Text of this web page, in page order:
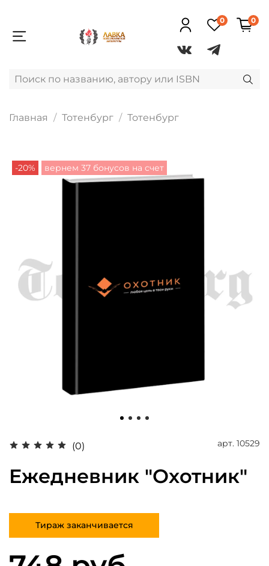
0 0
Главная Тотенбург Тотенбург
-20% вернем 37 бонусов на счет
(0) арт. 10529
Ежедневник "Охотник"
Тираж заканчивается